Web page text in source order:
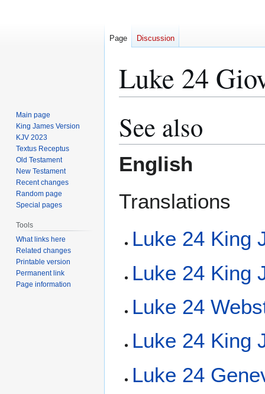
Luke 24
to
to
See also
English
Translations
Luke 24 King
Luke 24 King
Luke 24
Luke 24 King
Luke 24
Page Discussion
Main page
King James Version
KJV 2023
Textus Receptus
Old Testament
New Testament
Recent changes
Random page
Special pages
Tools
What links here
Related changes
Printable version
Permanent link
Page information